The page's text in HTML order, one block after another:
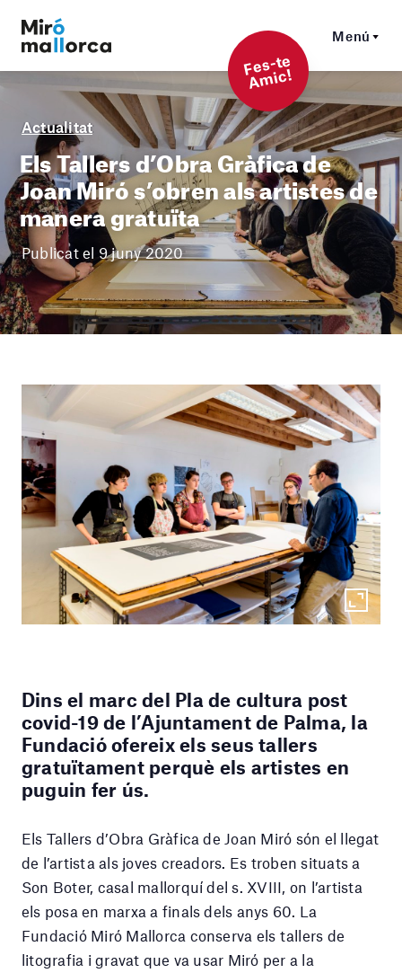
Menú
F
es-t
e
A
mi
c!
Actualitat
Els Tallers d’Obra Gràfica de
Joan Miró s’obren als artistes de
manera gratuïta
Publicat el 9 juny 2020
Dins el marc del Pla de cultura post
covid-19 de l’Ajuntament de Palma, la
Fundació ofereix els seus tallers
gratuïtament perquè els artistes en
puguin fer ús.
Els Tallers d’Obra Gràfica de Joan Miró són el llegat
de l’artista als joves creadors. Es troben situats a
Son Boter, casal mallorquí del s. XVIII, on l’artista
els posa en marxa a finals dels anys 60. La
Fundació Miró Mallorca conserva els tallers de
litografia i gravat que va usar Miró per a la